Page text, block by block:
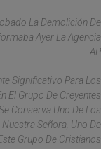
La Demolición De
Ayer La Agencia
AP
Significativo Para Los
El Grupo De Creyentes
Conserva Uno De Los
Señora, Uno De
Grupo De Cristianos